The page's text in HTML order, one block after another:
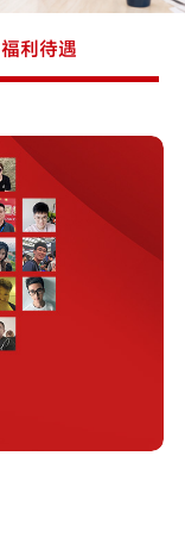
福利待遇